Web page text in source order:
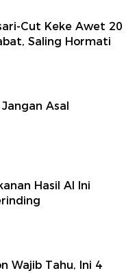
Cut Keke Awet 20
Saling Hormati
Asal
Hasil AI Ini
Wajib Tahu, Ini 4